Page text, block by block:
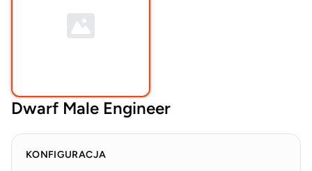
Dwarf Male Engineer
KONFIGURACJA